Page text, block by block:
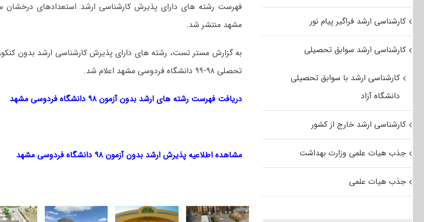
مشهد منتشر شد.
به گزارش مستر تست، رشته های دارای پذیرش کارشناسی ارشد بدون
تحصلی ۹۸-۹۹ دانشگاه فردوسی مشهد اعلام شد.
دریافت فهرست رشته های ارشد بدون آزمون ۹۸ دانشگاه فردوسی مشهد
مشاهده اطلاعیه پذیرش ارشد بدون آزمون ۹۸ دانشگاه فردوسی مشهد
کارشناسی ارشد فراگیر پیام نور
کارشناسی ارشد سوابق تحصیلی
کارشناسی ارشد با سوابق تحصیلی
دانشگاه آزاد
کارشناسی ارشد خارج از کشور
جذب هیات علمی وزارت بهداشت
جذب هیات علمی